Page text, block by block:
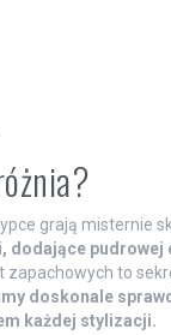
grają misternie
dodające
zapachowych to
doskonale
każdej stylizacji.